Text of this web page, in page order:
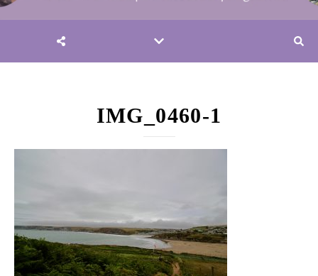
IMG_0460-1